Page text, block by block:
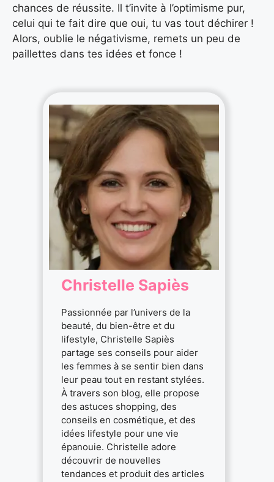
chances de réussite. Il t’invite à l’optimisme pur,
celui qui te fait dire que oui, tu vas tout déchirer !
Alors, oublie le négativisme, remets un peu de
paillettes dans tes idées et fonce !
Christelle Sapiès
Passionnée par l’univers de la
beauté, du bien-être et du
lifestyle, Christelle Sapiès
partage ses conseils pour aider
les femmes à se sentir bien dans
leur peau tout en restant stylées.
À travers son blog, elle propose
des astuces shopping, des
conseils en cosmétique, et des
idées lifestyle pour une vie
épanouie. Christelle adore
découvrir de nouvelles
tendances et produit des articles